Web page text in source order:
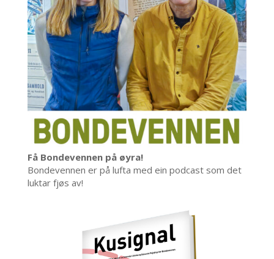
Få Bondevennen på øyra!
Bondevennen er på lufta med ein podcast som det
luktar fjøs av!